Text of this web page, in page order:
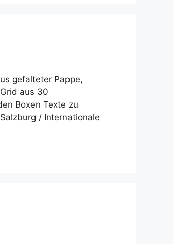
gefalteter Pappe,
aus 30
Boxen Texte zu
/ Internationale